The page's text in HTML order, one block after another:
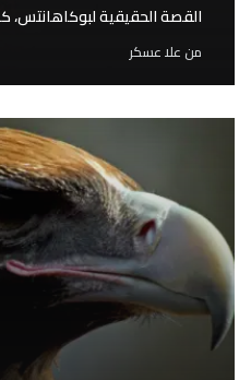
القصة الحقيقية لبوكاهانتس،
من علا عسكر